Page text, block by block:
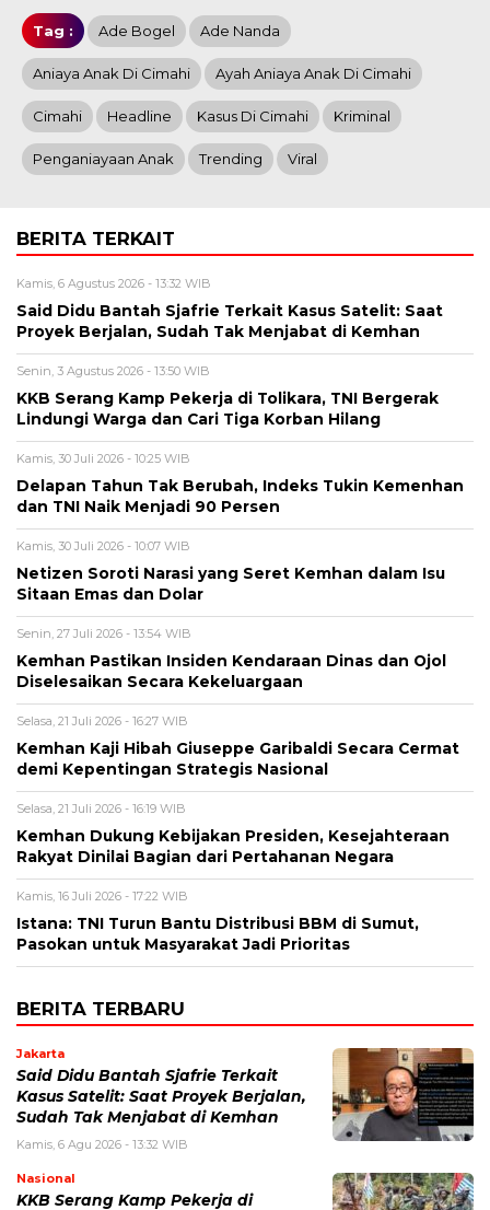
Tag : Ade Bogel Ade Nanda
Aniaya Anak Di Cimahi Ayah Aniaya Anak Di Cimahi
Cimahi Headline Kasus Di Cimahi Kriminal
Penganiayaan Anak Trending Viral
BERITA TERKAIT
Kamis, 6 Agustus 2026 - 13:32 WIB
Said Didu Bantah Sjafrie Terkait Kasus Satelit: Saat
Proyek Berjalan, Sudah Tak Menjabat di Kemhan
Senin, 3 Agustus 2026 - 13:50 WIB
KKB Serang Kamp Pekerja di Tolikara, TNI Bergerak
Lindungi Warga dan Cari Tiga Korban Hilang
Kamis, 30 Juli 2026 - 10:25 WIB
Delapan Tahun Tak Berubah, Indeks Tukin Kemenhan
dan TNI Naik Menjadi 90 Persen
Kamis, 30 Juli 2026 - 10:07 WIB
Netizen Soroti Narasi yang Seret Kemhan dalam Isu
Sitaan Emas dan Dolar
Senin, 27 Juli 2026 - 13:54 WIB
Kemhan Pastikan Insiden Kendaraan Dinas dan Ojol
Diselesaikan Secara Kekeluargaan
Selasa, 21 Juli 2026 - 16:27 WIB
Kemhan Kaji Hibah Giuseppe Garibaldi Secara Cermat
demi Kepentingan Strategis Nasional
Selasa, 21 Juli 2026 - 16:19 WIB
Kemhan Dukung Kebijakan Presiden, Kesejahteraan
Rakyat Dinilai Bagian dari Pertahanan Negara
Kamis, 16 Juli 2026 - 17:22 WIB
Istana: TNI Turun Bantu Distribusi BBM di Sumut,
Pasokan untuk Masyarakat Jadi Prioritas
BERITA TERBARU
Jakarta
Said Didu Bantah Sjafrie Terkait
Kasus Satelit: Saat Proyek Berjalan,
Sudah Tak Menjabat di Kemhan
Kamis, 6 Agu 2026 - 13:32 WIB
Nasional
KKB Serang Kamp Pekerja di